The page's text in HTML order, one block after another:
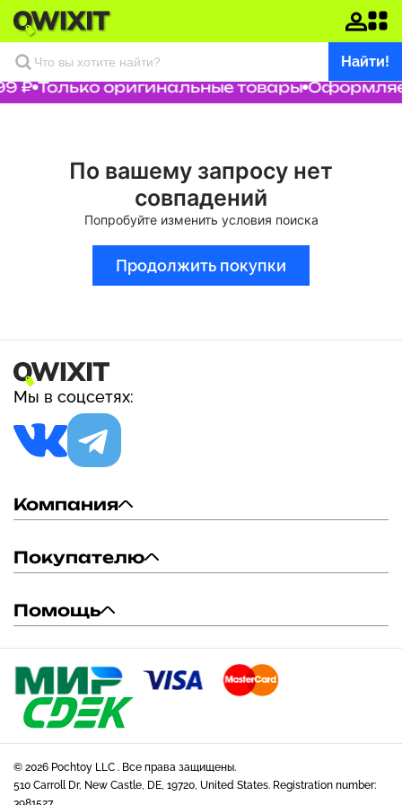
Найти!
₽ Только оригинальные товары
По вашему запросу нет
совпадений
Попробуйте изменить условия поиска
Продолжить покупки
Мы в соцсетях:
Компания
Покупателю
Помощь
© 2026 Pochtoy LLC . Все права защищены.
510 Carroll Dr, New Castle, DE, 19720, United States. Registration number: